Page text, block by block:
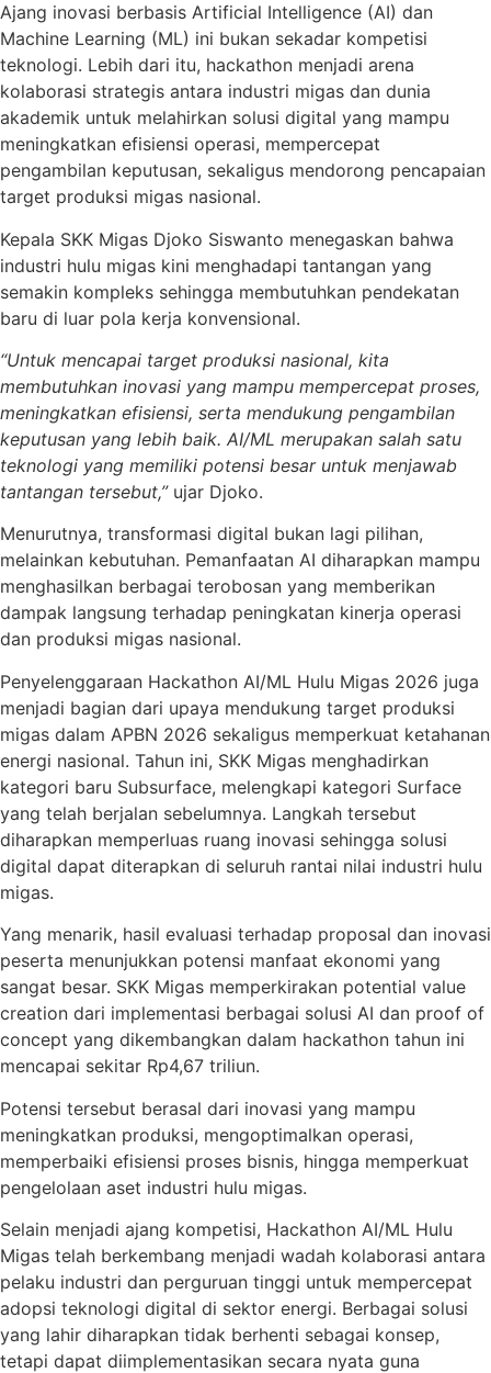
Ajang inovasi berbasis Artificial Intelligence (AI) dan
Machine Learning (ML) ini bukan sekadar kompetisi
teknologi. Lebih dari itu, hackathon menjadi arena
kolaborasi strategis antara industri migas dan dunia
akademik untuk melahirkan solusi digital yang mampu
meningkatkan efisiensi operasi, mempercepat
pengambilan keputusan, sekaligus mendorong pencapaian
target produksi migas nasional.
Kepala SKK Migas Djoko Siswanto menegaskan bahwa
industri hulu migas kini menghadapi tantangan yang
semakin kompleks sehingga membutuhkan pendekatan
baru di luar pola kerja konvensional.
“Untuk mencapai target produksi nasional, kita
membutuhkan inovasi yang mampu mempercepat proses,
meningkatkan efisiensi, serta mendukung pengambilan
keputusan yang lebih baik. AI/ML merupakan salah satu
teknologi yang memiliki potensi besar untuk menjawab
tantangan tersebut,”ujar Djoko.
Menurutnya, transformasi digital bukan lagi pilihan,
melainkan kebutuhan. Pemanfaatan AI diharapkan mampu
menghasilkan berbagai terobosan yang memberikan
dampak langsung terhadap peningkatan kinerja operasi
dan produksi migas nasional.
Penyelenggaraan Hackathon AI/ML Hulu Migas 2026 juga
menjadi bagian dari upaya mendukung target produksi
migas dalam APBN 2026 sekaligus memperkuat ketahanan
energi nasional. Tahun ini, SKK Migas menghadirkan
kategori baru Subsurface, melengkapi kategori Surface
yang telah berjalan sebelumnya. Langkah tersebut
diharapkan memperluas ruang inovasi sehingga solusi
digital dapat diterapkan di seluruh rantai nilai industri hulu
migas.
Yang menarik, hasil evaluasi terhadap proposal dan inovasi
peserta menunjukkan potensi manfaat ekonomi yang
sangat besar. SKK Migas memperkirakan potential value
creation dari implementasi berbagai solusi AI dan proof of
concept yang dikembangkan dalam hackathon tahun ini
mencapai sekitar Rp4,67 triliun.
Potensi tersebut berasal dari inovasi yang mampu
meningkatkan produksi, mengoptimalkan operasi,
memperbaiki efisiensi proses bisnis, hingga memperkuat
pengelolaan aset industri hulu migas.
Selain menjadi ajang kompetisi, Hackathon AI/ML Hulu
Migas telah berkembang menjadi wadah kolaborasi antara
pelaku industri dan perguruan tinggi untuk mempercepat
adopsi teknologi digital di sektor energi. Berbagai solusi
yang lahir diharapkan tidak berhenti sebagai konsep,
tetapi dapat diimplementasikan secara nyata guna